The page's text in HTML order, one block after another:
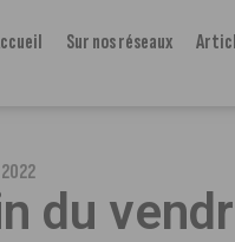
Sur nos réseaux
du